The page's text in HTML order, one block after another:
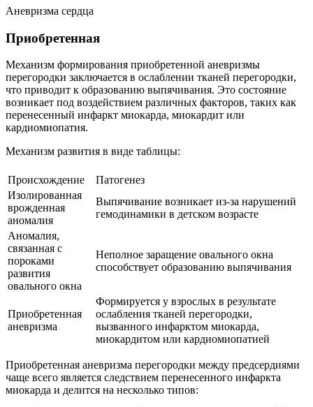
Аневризма сердца
Приобретенная
Механизм формирования приобретенной аневризмы
перегородки заключается в ослаблении тканей перегородки,
что приводит к образованию выпячивания. Это состояние
возникает под воздействием различных факторов, таких как
перенесенный инфаркт миокарда, миокардит или
кардиомиопатия.
Механизм развития в виде таблицы:
Происхождение
Патогенез
Изолированная
врожденная
аномалия
Выпячивание возникает из-за нарушений
гемодинамики в детском возрасте
Аномалия,
связанная с
пороками
развития
овального окна
Неполное заращение овального окна
способствует образованию выпячивания
Приобретенная
аневризма
Формируется у взрослых в результате
ослабления тканей перегородки,
вызванного инфарктом миокарда,
миокардитом или кардиомиопатией
Приобретенная аневризма перегородки между предсердиями
чаще всего является следствием перенесенного инфаркта
миокарда и делится на несколько типов: